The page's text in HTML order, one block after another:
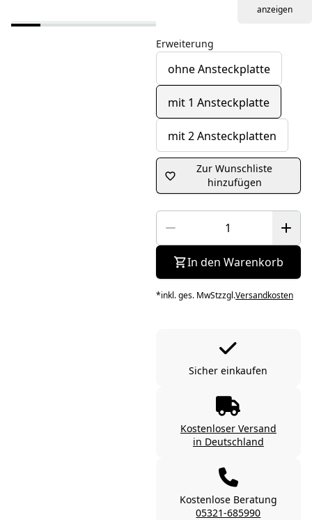
anzeigen
Erweiterung
ohne Ansteckplatte
mit 1 Ansteckplatte
mit 2 Ansteckplatten
Zur Wunschliste
hinzufügen
In den Warenkorb
*inkl. ges. MwStzzgl.Versandkosten
Sicher einkaufen
Kostenloser Versand
in Deutschland
Kostenlose Beratung
05321-685990